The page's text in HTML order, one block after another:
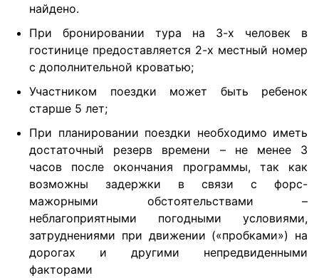
найдено.
При бронировании тура на 3-х человек в
гостинице предоставляется 2-х местный номер
с дополнительной кроватью;
Участником поездки может быть ребенок
старше 5 лет;
При планировании поездки необходимо иметь
достаточный резерв времени – не менее 3
часов после окончания программы, так как
возможны задержки в связи с форс-
мажорными обстоятельствами –
неблагоприятными погодными условиями,
затруднениями при движении («пробками») на
дорогах и другими непредвиденными
факторами